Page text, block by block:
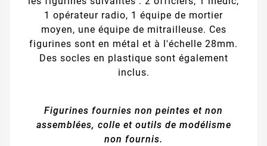
1 opérateur radio, 1 équipe de mortier
moyen, une équipe de mitrailleuse. Ces
figurines sont en métal et à l'échelle 28mm.
Des socles en plastique sont également
inclus.
Figurines fournies non peintes et non
assemblées, colle et outils de modélisme
non fournis.